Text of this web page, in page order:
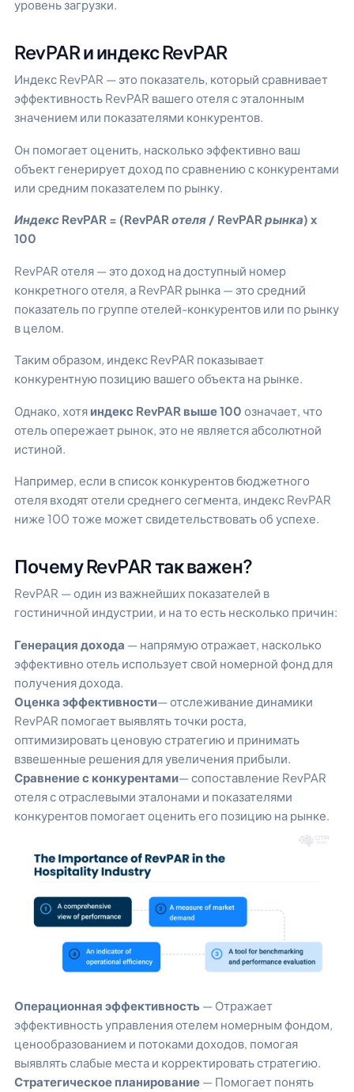
уровень загрузки.
RevPAR и индекс RevPAR
Индекс RevPAR — это показатель, который сравнивает
эффективность RevPAR вашего отеля с эталонным
значением или показателями конкурентов.
Он помогает оценить, насколько эффективно ваш
объект генерирует доход по сравнению с конкурентами
или средним показателем по рынку.
Индекс RevPAR = (RevPAR отеля / RevPAR рынка) x
100
RevPAR отеля — это доход на доступный номер
конкретного отеля, а RevPAR рынка — это средний
показатель по группе отелей-конкурентов или по рынку
в целом.
Таким образом, индекс RevPAR показывает
конкурентную позицию вашего объекта на рынке.
Однако, хотя индекс RevPAR выше 100 означает, что
отель опережает рынок, это не является абсолютной
истиной.
Например, если в список конкурентов бюджетного
отеля входят отели среднего сегмента, индекс RevPAR
ниже 100 тоже может свидетельствовать об успехе.
Почему RevPAR так важен?
RevPAR — один из важнейших показателей в
гостиничной индустрии, и на то есть несколько причин:
Генерация дохода — напрямую отражает, насколько
эффективно отель использует свой номерной фонд для
получения дохода.
Оценка эффективности— отслеживание динамики
RevPAR помогает выявлять точки роста,
оптимизировать ценовую стратегию и принимать
взвешенные решения для увеличения прибыли.
Сравнение с конкурентами— сопоставление RevPAR
отеля с отраслевыми эталонами и показателями
конкурентов помогает оценить его позицию на рынке.
Операционная эффективность — Отражает
эффективность управления отелем номерным фондом,
ценообразованием и потоками доходов, помогая
выявлять слабые места и корректировать стратегию.
Стратегическое планирование — Помогает понять